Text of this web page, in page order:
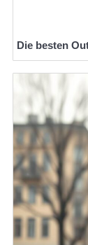
Die besten